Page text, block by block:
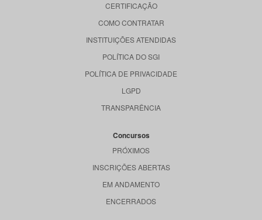
CERTIFICAÇÃO
COMO CONTRATAR
INSTITUIÇÕES ATENDIDAS
POLÍTICA DO SGI
POLÍTICA DE PRIVACIDADE
LGPD
TRANSPARÊNCIA
Concursos
PRÓXIMOS
INSCRIÇÕES ABERTAS
EM ANDAMENTO
ENCERRADOS